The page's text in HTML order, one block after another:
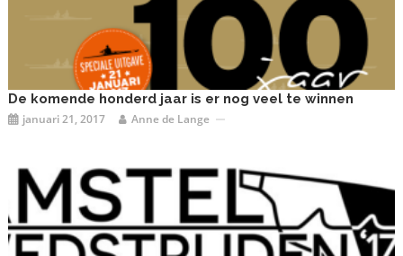
De komende honderd jaar is er nog veel te winnen
januari 21, 2017 Anne de Lange